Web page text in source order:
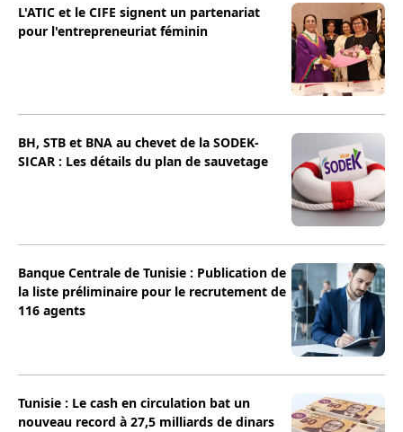
L'ATIC et le CIFE signent un partenariat
pour l'entrepreneuriat féminin
BH, STB et BNA au chevet de la SODEK-
SICAR : Les détails du plan de sauvetage
Banque Centrale de Tunisie : Publication de
la liste préliminaire pour le recrutement de
116 agents
Tunisie : Le cash en circulation bat un
nouveau record à 27,5 milliards de dinars